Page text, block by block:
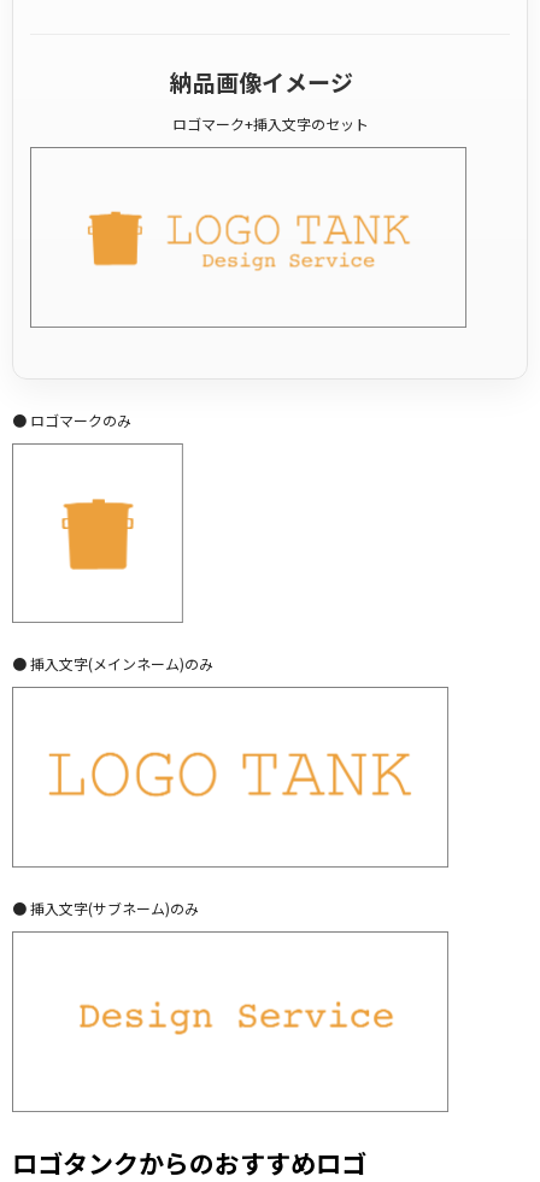
納品画像イメージ
ロゴマーク+挿入文字のセット
● ロゴマークのみ
● 挿入文字(メインネーム)のみ
● 挿入文字(サブネーム)のみ
ロゴタンクからのおすすめロゴ